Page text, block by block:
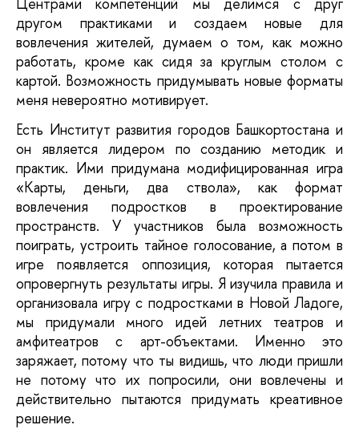
другом практиками и создаем новые для
вовлечения жителей, думаем о том, как можно
работать, кроме как сидя за круглым столом с
картой. Возможность придумывать новые форматы
меня невероятно мотивирует.
Есть Институт развития городов Башкортостана и
он является лидером по созданию методик и
практик. Ими придумана модифицированная игра
«Карты, деньги, два ствола», как формат
вовлечения подростков в проектирование
пространств. У участников была возможность
поиграть, устроить тайное голосование, а потом в
игре появляется оппозиция, которая пытается
опровергнуть результаты игры. Я изучила правила и
организовала игру с подростками в Новой Ладоге,
мы придумали много идей летних театров и
амфитеатров с арт-объектами. Именно это
заряжает, потому что ты видишь, что люди пришли
не потому что их попросили, они вовлечены и
действительно пытаются придумать креативное
решение.